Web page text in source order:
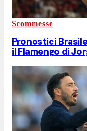
Scommesse
Pronostici
il Flamengo di